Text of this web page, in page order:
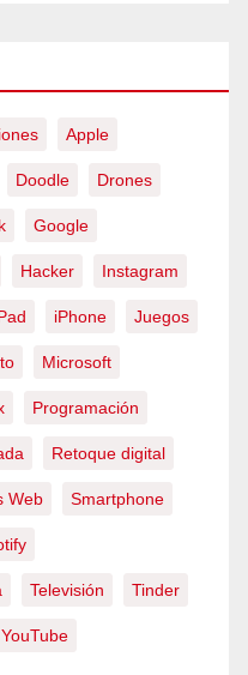
Apple
Doodle Drones
Google
Hacker Instagram
iPhone Juegos
Microsoft
Programación
Retoque digital
Web Smartphone
Televisión Tinder
YouTube